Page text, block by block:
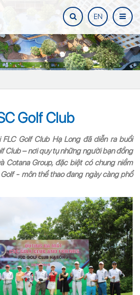
EN
Golf Club
Golf Club Hạ Long đã diễn ra buổi
Club – nơi quy tụ những người bạn đồng
Cotana Group, đặc biệt có chung niềm
- môn thể thao đang ngày càng phổ